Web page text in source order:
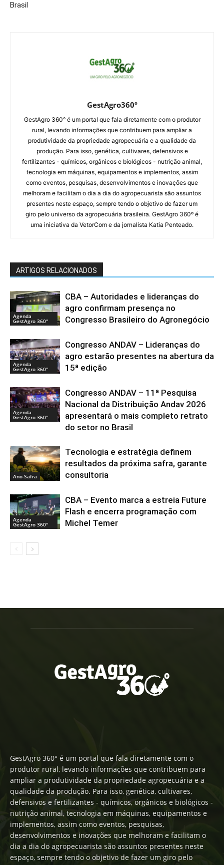
Brasil
GestAgro360º
GestAgro 360° é um portal que fala diretamente com o produtor
rural, levando informações que contribuem para ampliar a
produtividade da propriedade agropecuária e a qualidade da
produção. Para isso, genética, cultivares, defensivos e
fertilizantes - químicos, orgânicos e biológicos - nutrição animal,
tecnologia em máquinas, equipamentos e implementos, assim
como eventos, pesquisas, desenvolvimentos e inovações que
melhoram e facilitam o dia a dia do agropecuarista são assuntos
presentes neste espaço, sempre tendo o objetivo de fazer um
giro pelo universo da agropecuária brasileira. GestAgro 360º é
uma iniciativa da VetorCom e da jornalista Katia Penteado.
ARTIGOS RELACIONADOS
Agenda
GestAgro 360°
CBA – Autoridades e lideranças do
agro confirmam presença no
Congresso Brasileiro do Agronegócio
Agenda
GestAgro 360°
Congresso ANDAV – Lideranças do
agro estarão presentes na abertura da
15ª edição
Agenda
GestAgro 360°
Congresso ANDAV – 11ª Pesquisa
Nacional da Distribuição Andav 2026
apresentará o mais completo retrato
do setor no Brasil
Ano-Safra
Tecnologia e estratégia definem
resultados da próxima safra, garante
consultoria
Agenda
GestAgro 360°
CBA – Evento marca a estreia Future
Flash e encerra programação com
Michel Temer
GestAgro 360° é um portal que fala diretamente com o
produtor rural, levando informações que contribuem para
ampliar a produtividade da propriedade agropecuária e a
qualidade da produção. Para isso, genética, cultivares,
defensivos e fertilizantes - químicos, orgânicos e biológicos -
nutrição animal, tecnologia em máquinas, equipamentos e
implementos, assim como eventos, pesquisas,
desenvolvimentos e inovações que melhoram e facilitam o
dia a dia do agropecuarista são assuntos presentes neste
espaço, sempre tendo o objetivo de fazer um giro pelo